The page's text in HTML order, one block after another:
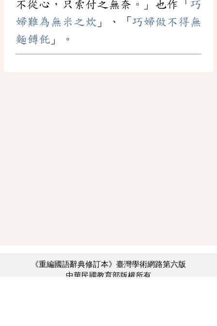
不從心，只索付之無奈。」也作「 巧
婦難為無米之炊 」、「 巧婦做不得無
麵餺飥 」。
《重編國語辭典修訂本》臺灣學術網路第六版
中華民國教育部版權所有